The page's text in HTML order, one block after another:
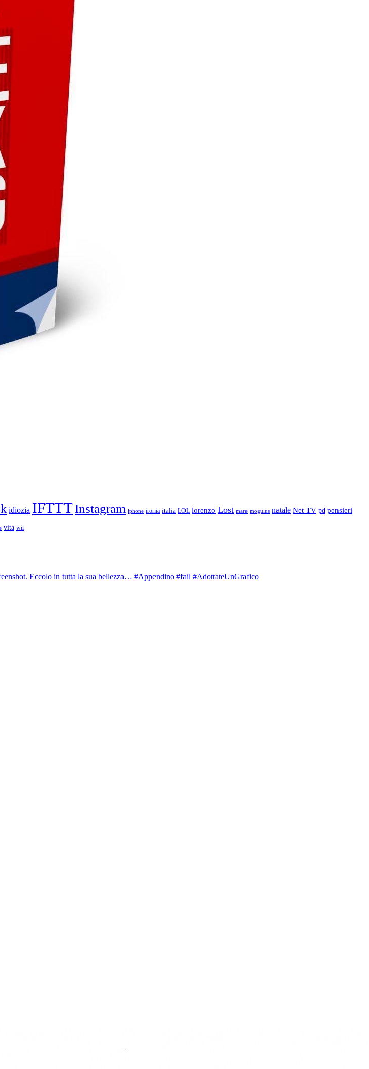
idiozia IFTTTInstagram iphone ironia italia LOL lorenzo Lost mare mogulus natale Net TV pd pensieri
vita wii
Eccolo in tutta la sua bellezza… #Appendino #fail #AdottateUnGrafico